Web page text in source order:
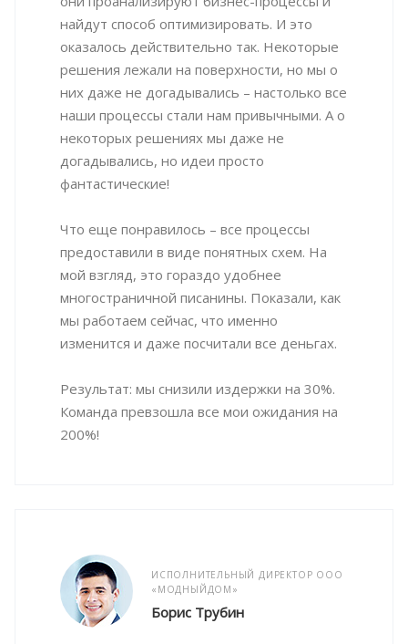
найдут способ оптимизировать. И это
оказалось действительно так. Некоторые
решения лежали на поверхности, но мы о
них даже не догадывались – настолько все
наши процессы стали нам привычными. А о
некоторых решениях мы даже не
догадывались, но идеи просто
фантастические!
Что еще понравилось – все процессы
предоставили в виде понятных схем. На
мой взгляд, это гораздо удобнее
многостраничной писанины. Показали, как
мы работаем сейчас, что именно
изменится и даже посчитали все деньгах.
Результат: мы снизили издержки на 30%.
Команда превзошла все мои ожидания на
200%!
ИСПОЛНИТЕЛЬНЫЙ ДИРЕКТОР ООО
«МОДНЫЙДОМ»
Борис Трубин